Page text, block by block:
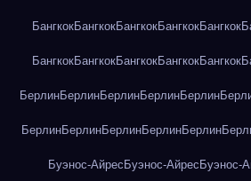
БангкокБангкокБангкокБангкокБангкок
БангкокБангкокБангкокБангкокБангкок
БерлинБерлинБерлинБерлинБерлин
БерлинБерлинБерлинБерлинБерлин
Буэнос-АйресБуэнос-АйресБуэнос-